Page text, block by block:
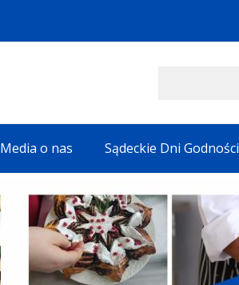
Media o nas Sądeckie Dni Godności